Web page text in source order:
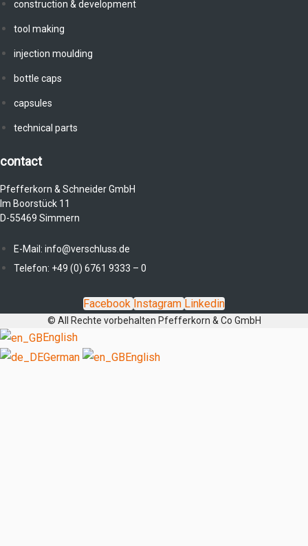
construction & development
tool making
injection moulding
bottle caps
capsules
technical parts
contact
Pfefferkorn & Schneider GmbH
Im Boorstück 11
D-55469 Simmern
E-Mail: info@verschluss.de
Telefon: +49 (0) 6761 9333 – 0
Facebook Instagram Linkedin
© All Rechte vorbehalten Pfefferkorn & Co GmbH
English
German
English